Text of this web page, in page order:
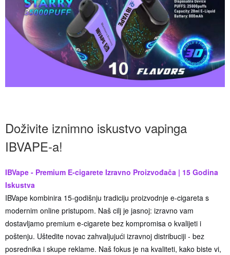
Doživite iznimno iskustvo vapinga
IBVAPE-a!
IBVape - Premium E-cigarete Izravno Proizvođača | 15 Godina
Iskustva
IBVape kombinira 15-godišnju tradiciju proizvodnje e-cigareta s
modernim online pristupom. Naš cilj je jasnoj: izravno vam
dostavljamo premium e-cigarete bez kompromisa o kvalijeti i
poštenju. Uštedite novac zahvaljujući izravnoj distribuciji - bez
posrednika i skupe reklame. Naš fokus je na kvaliteti, kako biste vi,